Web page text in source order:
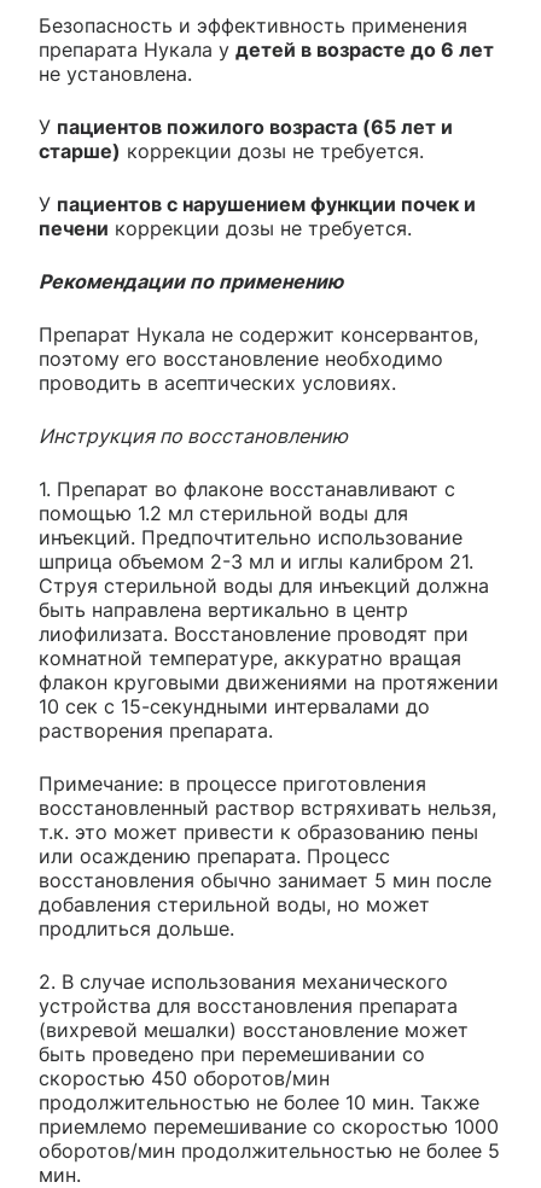
Безопасность и эффективность применения
препарата Нукала у детей в возрасте до 6 лет
не установлена.
У пациентов пожилого возраста (65 лет и
старше) коррекции дозы не требуется.
У пациентов с нарушением функции почек и
печени коррекции дозы не требуется.
Рекомендации по применению
Препарат Нукала не содержит консервантов,
поэтому его восстановление необходимо
проводить в асептических условиях.
Инструкция по восстановлению
1. Препарат во флаконе восстанавливают с
помощью 1.2 мл стерильной воды для
инъекций. Предпочтительно использование
шприца объемом 2-3 мл и иглы калибром 21.
Струя стерильной воды для инъекций должна
быть направлена вертикально в центр
лиофилизата. Восстановление проводят при
комнатной температуре, аккуратно вращая
флакон круговыми движениями на протяжении
10 сек с 15-секундными интервалами до
растворения препарата.
Примечание: в процессе приготовления
восстановленный раствор встряхивать нельзя,
т.к. это может привести к образованию пены
или осаждению препарата. Процесс
восстановления обычно занимает 5 мин после
добавления стерильной воды, но может
продлиться дольше.
2. В случае использования механического
устройства для восстановления препарата
(вихревой мешалки) восстановление может
быть проведено при перемешивании со
скоростью 450 оборотов/мин
продолжительностью не более 10 мин. Также
приемлемо перемешивание со скоростью 1000
оборотов/мин продолжительностью не более 5
мин.